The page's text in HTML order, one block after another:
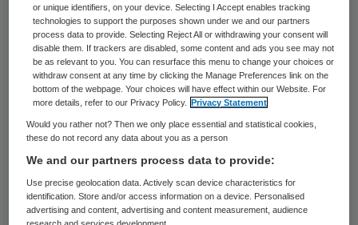
voortgangsrapportage van de Nederlandse
Zorgautoriteit (NZa). Als de voorlichting niet
verbetert, dan stelt de NZa regels op.
Aandacht voor potentiële
cliënten
Volgens deNZablijkt dat de invoering van
de zzp’s goed verloopt, maar de
or unique identifiers, on your device. Selecting I Accept enables tracking
technologies to support the purposes shown under we and our partners
process data to provide. Selecting Reject All or withdrawing your consent will
disable them. If trackers are disabled, some content and ads you see may not
be as relevant to you. You can resurface this menu to change your choices or
withdraw consent at any time by clicking the Manage Preferences link on the
bottom of the webpage. Your choices will have effect within our Website. For
more details, refer to our Privacy Policy.
Privacy Statement
Would you rather not? Then we only place essential and statistical cookies,
these do not record any data about you as a person
We and our partners process data to provide:
Use precise geolocation data. Actively scan device characteristics for
identification. Store and/or access information on a device. Personalised
advertising and content, advertising and content measurement, audience